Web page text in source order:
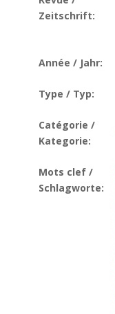
Zeitschrift:
Année / Jahr:
Type / Typ:
Catégorie /
Kategorie:
Mots clef /
Schlagworte: